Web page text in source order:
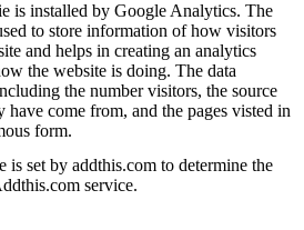
is installed by Google Analytics. The
to store information of how visitors
and helps in creating an analytics
the website is doing. The data
the number visitors, the source
have come from, and the pages visted in
form.
is set by addthis.com to determine the
service.